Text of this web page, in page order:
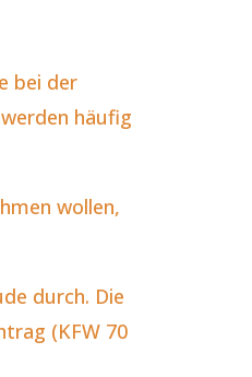
bei der
häufig
wollen,
durch. Die
(KFW 70